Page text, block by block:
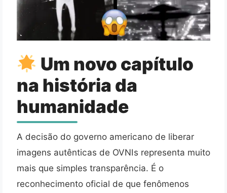
Um novo capítulo
na história da
humanidade
A decisão do governo americano de liberar
imagens autênticas de OVNIs representa muito
mais que simples transparência. É o
reconhecimento oficial de que fenômenos